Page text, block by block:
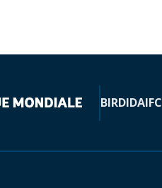
BIRDIDAIFC